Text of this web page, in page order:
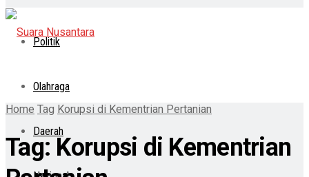
Politik
Olahraga
Daerah
Home Tag Korupsi di Kementrian Pertanian
Tag: Korupsi di Kementrian